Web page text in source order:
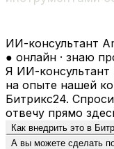
ИИ-консультант
● онлайн · знаю
Я ИИ-консультант
на опыте нашей
Битрикс24.
отвечу прямо
Как внедрить это в
А вы можете сделать